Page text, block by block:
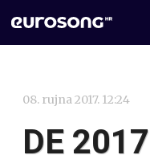
08. rujna 2017. 12:24
DE